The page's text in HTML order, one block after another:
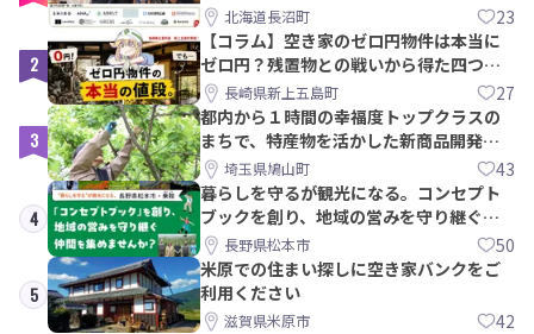
【8/21〆】
北海道長沼町 23
2
【コラム】空き家のゼロ円物件は本当に
ゼロ円？残置物との戦いから得た四つの
教訓｜新上五島町
長崎県新上五島町 27
3
都内から１時間の幸福度トップクラスの
まちで、特産物を活かした新商品開発＆
PRメンバー募集！
埼玉県鳩山町 43
4
暮らしを守るが観光になる。コンセプト
ブックを創り、地域の営みを守り継ぐ仲
間を集めませんか？
長野県松本市 50
5
米原での住まい探しに空き家バンクをご
利用ください
滋賀県米原市 42